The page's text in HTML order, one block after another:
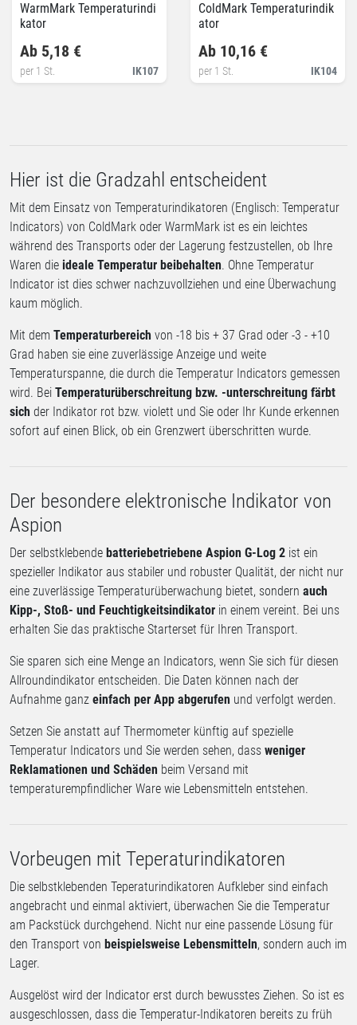
WarmMark Temperaturindi
kator
IK107
Ab 5,18 €
per 1 St.
ColdMark Temperaturindik
ator
IK104
Ab 10,16 €
per 1 St.
Hier ist die Gradzahl entscheident
Mit dem Einsatz von Temperaturindikatoren (Englisch: Temperatur
Indicators) von ColdMark oder WarmMark ist es ein leichtes
während des Transports oder der Lagerung festzustellen, ob Ihre
Waren die ideale Temperatur beibehalten. Ohne Temperatur
Indicator ist dies schwer nachzuvollziehen und eine Überwachung
kaum möglich.
Mit dem Temperaturbereich von -18 bis + 37 Grad oder -3 - +10
Grad haben sie eine zuverlässige Anzeige und weite
Temperaturspanne, die durch die Temperatur Indicators gemessen
wird. Bei Temperaturüberschreitung bzw. -unterschreitung färbt
sich der Indikator rot bzw. violett und Sie oder Ihr Kunde erkennen
sofort auf einen Blick, ob ein Grenzwert überschritten wurde.
Der besondere elektronische Indikator von
Aspion
Der selbstklebende batteriebetriebene Aspion G-Log 2 ist ein
spezieller Indikator aus stabiler und robuster Qualität, der nicht nur
eine zuverlässige Temperaturüberwachung bietet, sondern auch
Kipp-, Stoß- und Feuchtigkeitsindikator in einem vereint. Bei uns
erhalten Sie das praktische Starterset für Ihren Transport.
Sie sparen sich eine Menge an Indicators, wenn Sie sich für diesen
Allroundindikator entscheiden. Die Daten können nach der
Aufnahme ganz einfach per App abgerufen und verfolgt werden.
Setzen Sie anstatt auf Thermometer künftig auf spezielle
Temperatur Indicators und Sie werden sehen, dass weniger
Reklamationen und Schäden beim Versand mit
temperaturempfindlicher Ware wie Lebensmitteln entstehen.
Vorbeugen mit Teperaturindikatoren
Die selbstklebenden Teperaturindikatoren Aufkleber sind einfach
angebracht und einmal aktiviert, überwachen Sie die Temperatur
am Packstück durchgehend. Nicht nur eine passende Lösung für
den Transport von beispielsweise Lebensmitteln, sondern auch im
Lager.
Ausgelöst wird der Indicator erst durch bewusstes Ziehen. So ist es
ausgeschlossen, dass die Temperatur-Indikatoren bereits zu früh